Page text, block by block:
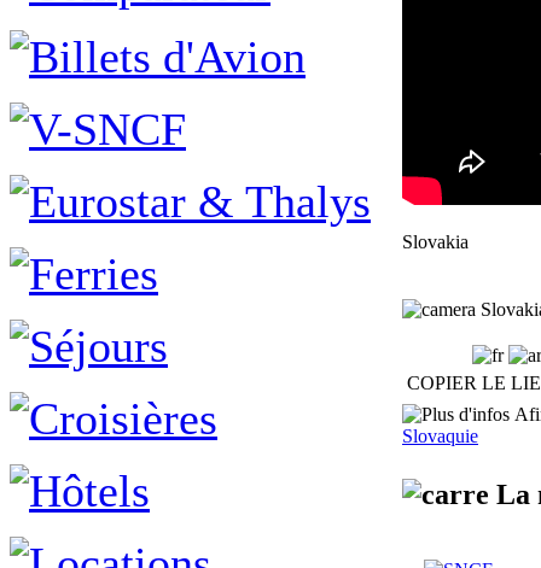
Slovakia
COPIER LE
Slovaquie
La